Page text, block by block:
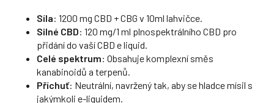
Síla: 1200 mg CBD + CBG v 10ml lahvičce.
Silné CBD: 120 mg/1 ml plnospektrálního CBD pro
přidání do vaší CBD e liquid.
Celé spektrum: Obsahuje komplexní směs
kanabinoidů a terpenů.
Příchuť: Neutrální, navržený tak, aby se hladce mísil s
jakýmkoli e-liquidem.